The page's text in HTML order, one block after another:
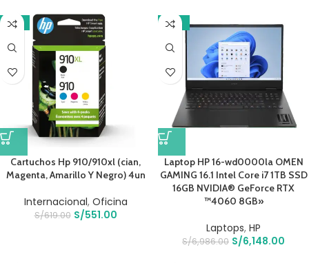
-11%
Cartuchos Hp 910/910xl (cian,
Magenta, Amarillo Y Negro) 4un
Internacional, Oficina
S/619.00 S/551.00
-12%
Laptop HP 16-wd0000la OMEN
GAMING 16.1 Intel Core i7 1TB SSD
16GB NVIDIA® GeForce RTX
™4060 8GB»
Laptops, HP
S/6,986.00 S/6,148.00